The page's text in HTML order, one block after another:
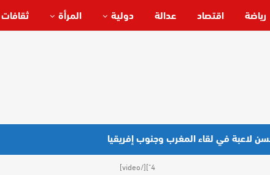
رياضة اقتصاد عدالة دولية المرأة
أحسن لاعبة في لقاء المغرب وجنوب إفريقيا
4"][/video]